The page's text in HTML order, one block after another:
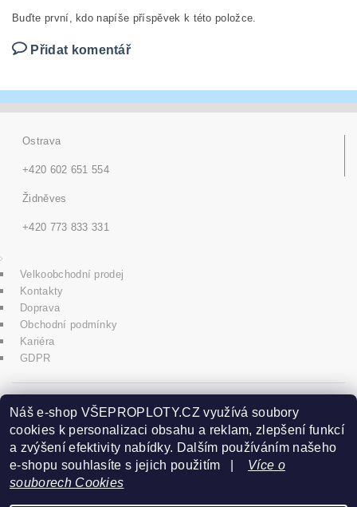
Buďte první, kdo napíše příspěvek k této položce.
Přidat komentář
Ostrava
+420 602 651 554
Židněves
+420 773 833 331
Velkoobchodní prodej
Kontakty
Doprava
Obchodní podmínky
Kariéra
GDPR
icons8.com
Praha - Herink
+420 606 020 266
Náš e-shop VŠEPROPLOTY.CZ využívá soubory
cookies k personalizaci obsahu a reklam, zlepšení funkcí
a zvýšení efektivity nabídky. Dalším používáním našeho
e-shopu souhlasíte s jejich použitím | Více o
souborech Cookies